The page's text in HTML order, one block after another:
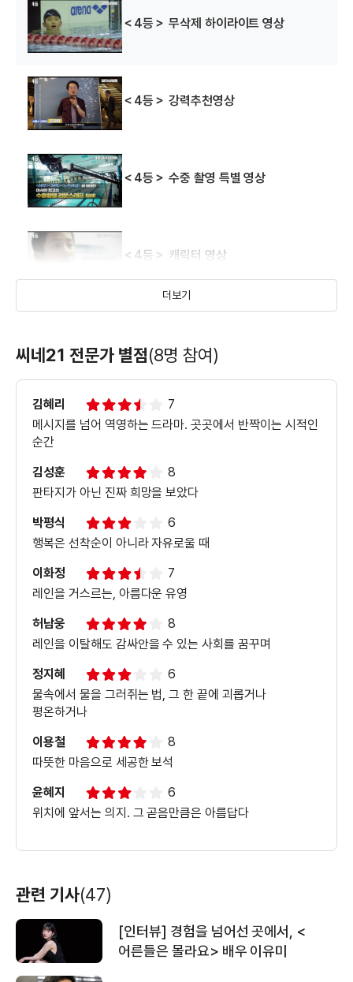
＜4등＞ 무삭제 하이라이트 영상
＜4등＞ 강력추천영상
＜4등＞ 수중 촬영 특별 영상
＜4등＞ 캐릭터 영상
＜4등＞ 1차 예고편
더보기
씨네21 전문가 별점(8명 참여)
김혜리
7
메시지를 넘어 역영하는 드라마. 곳곳에서 반짝이는 시적인
순간
김성훈
8
판타지가 아닌 진짜 희망을 보았다
박평식
6
행복은 선착순이 아니라 자유로울 때
이화정
7
레인을 거스르는, 아름다운 유영
허남웅
8
레인을 이탈해도 감싸안을 수 있는 사회를 꿈꾸며
정지혜
6
물속에서 물을 그러쥐는 법, 그 한 끝에 괴롭거나
평온하거나
이용철
8
따뜻한 마음으로 세공한 보석
윤혜지
6
위치에 앞서는 의지. 그 곧음만큼은 아름답다
관련 기사(47)
[인터뷰] 경험을 넘어선 곳에서, <
어른들은 몰라요> 배우 이유미